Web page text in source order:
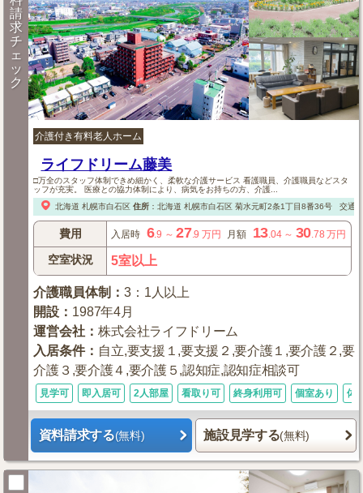
請
求
チ
ェ
ッ
ク
介護付き有料老人ホーム
ライフドリーム藤美
□万全のスタッフ体制できめ細かく、柔軟な介護サービス 看護職員、介護職員などスタ
ッフが充実。 医療との協力体制により、病気をお持ちの方、介護...
北海道 札幌市白石区 住所： 北海道 札幌市白石区菊水元町2条1丁目8番36号 交通
費用 入居時 6.9 ～27.9 万円 月額 13.04～ 30.78 万円
空室状況 5室以上
介護職員体制 ：3：1人以上
開設 ： 1987年4月
運営会社 ：株式会社ライフドリーム
入居条件： 自立,要支援１,要支援２,要介護１,要介護２,要
介護３,要介護４,要介護５,認知症,認知症相談可
見学可 即入居可 2人部屋 看取り可 終身利用可 個室あり 体
資料請求する(無料) 施設見学する(無料)